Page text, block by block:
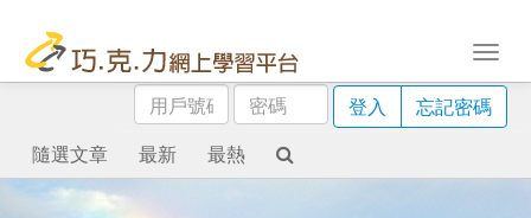
用
戶
號
碼
密
碼
登入
忘記密碼
隨選文章
最新 最熱